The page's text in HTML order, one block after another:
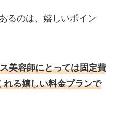
るのは、嬉しいポイン
美容師にとっては固定費
れる嬉しい料金プランで